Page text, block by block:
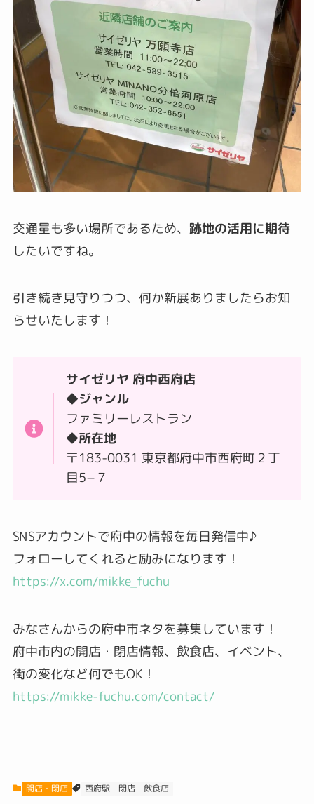
交通量も多い場所であるため、 跡地の活用に期待
したいですね。
引き続き見守りつつ、何か新展ありましたらお知
らせいたします！
サイゼリヤ 府中西府店
◆ジャンル
ファミリーレストラン
◆所在地
〒183-0031 東京都府中市西府町２丁
目5−７
SNSアカウントで府中の情報を毎日発信中♪
フォローしてくれると励みになります！
https://x.com/mikke_fuchu
みなさんからの府中市ネタを募集しています！
府中市内の開店・閉店情報、飲食店、イベント、
街の変化など何でもOK！
https://mikke-fuchu.com/contact/
開店・閉店 西府駅 閉店 飲食店